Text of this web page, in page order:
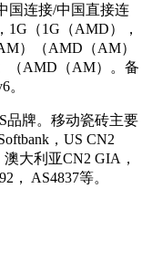
国连接/中国直接连
1G（1G（AMD），
）（AMD（AM）
（AMD（AM）。备
。
品牌。移动瓷砖主要
，US CN2
大利亚CN2 GIA，
， AS4837等。